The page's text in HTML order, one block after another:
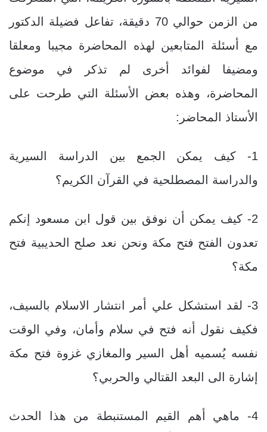
من الزمن حوالي 70 دقيقة، تفاعل فضيلة الدكتور
مع أسئلة المتابعين لهذه المحاضرة مجيبا ومعلقا
ومضيفا لفوائد أخرى لم تذكر في موضوع
المحاضرة، وهذه بعض الأسئلة التي طرحت على
الأستاذ المحاضر:
1- كيف يمكن الجمع بين الدراسة السيرية
والدراسة المصطلحية في القرآن الكريم؟
2- كيف يمكن
أن نوفق بين قول ابن مسعود إنكم
تعدون الفتح فتح مكة ونحن نعد صلح الحديبية فتح
مكة؟
3- لقد استشكل علي أمر انتشار الاسلام بالسيف،
فكيف نقول أنه فتح في سلام وأمان، وفي الوقت
نفسه يُسميه أهل السير والمغازي غزوة فتح مكة
إشارة الى البعد القتالي والحربي؟
4- ماهي أهم القيم المستنبطة من هذا الحدث